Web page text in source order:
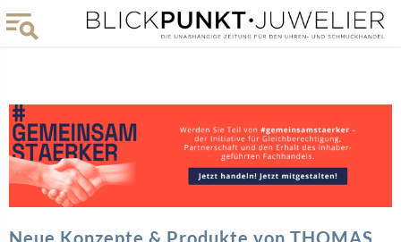
Neue Konzepte & Produkte von THOMAS